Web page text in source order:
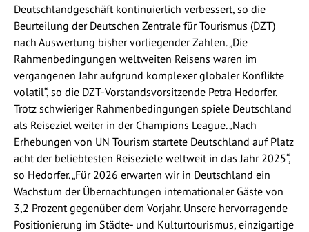
Deutschlandgeschäft kontinuierlich verbessert, so die
Beurteilung der Deutschen Zentrale für Tourismus (DZT)
nach Auswertung bisher vorliegender Zahlen. „Die
Rahmenbedingungen weltweiten Reisens waren im
vergangenen Jahr aufgrund komplexer globaler Konflikte
volatil“, so die DZT-Vorstandsvorsitzende Petra Hedorfer.
Trotz schwieriger Rahmenbedingungen spiele Deutschland
als Reiseziel weiter in der Champions League. „Nach
Erhebungen von UN Tourism startete Deutschland auf Platz
acht der beliebtesten Reiseziele weltweit in das Jahr 2025“,
so Hedorfer. „Für 2026 erwarten wir in Deutschland ein
Wachstum der Übernachtungen internationaler Gäste von
3,2 Prozent gegenüber dem Vorjahr. Unsere hervorragende
Positionierung im Städte- und Kulturtourismus, einzigartige